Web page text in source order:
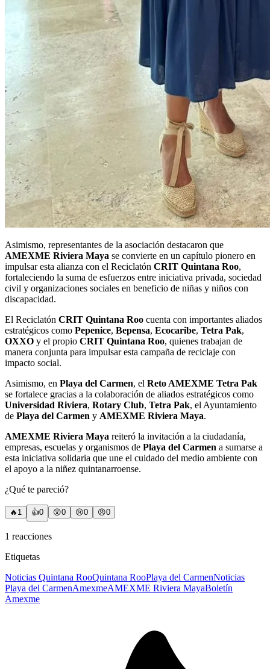
Asimismo, representantes de la asociación destacaron que
AMEXME Riviera Maya se convierte en un capítulo pionero en
impulsar esta alianza con el Reciclatón CRIT Quintana Roo,
fortaleciendo la suma de esfuerzos entre iniciativa privada, sociedad
civil y organizaciones sociales en beneficio de niñas y niños con
discapacidad.
El Reciclatón CRIT Quintana Roo cuenta con importantes aliados
estratégicos como Pepenice, Bepensa, Ecocaribe, Tetra Pak,
OXXO y el propio CRIT Quintana Roo, quienes trabajan de
manera conjunta para impulsar esta campaña de reciclaje con
impacto social.
Asimismo, en Playa del Carmen, el Reto AMEXME Tetra Pak
se fortalece gracias a la colaboración de aliados estratégicos como
Universidad Riviera, Rotary Club, Tetra Pak, el Ayuntamiento
de Playa del Carmen y AMEXME Riviera Maya.
AMEXME Riviera Maya reiteró la invitación a la ciudadanía,
empresas, escuelas y organismos de Playa del Carmen a sumarse a
esta iniciativa solidaria que une el cuidado del medio ambiente con
el apoyo a la niñez quintanarroense.
¿Qué te pareció?
🔥 1 👍0 😲0 😢0 😠0
1 reacciones
Etiquetas
Noticias Quintana RooQuintana RooPlaya del CarmenNoticias
Playa del CarmenAmexmeAMEXME Riviera MayaBoletín
Amexme